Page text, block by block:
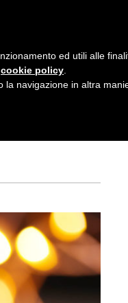
ed utili alle
cookie policy
navigazione in altra